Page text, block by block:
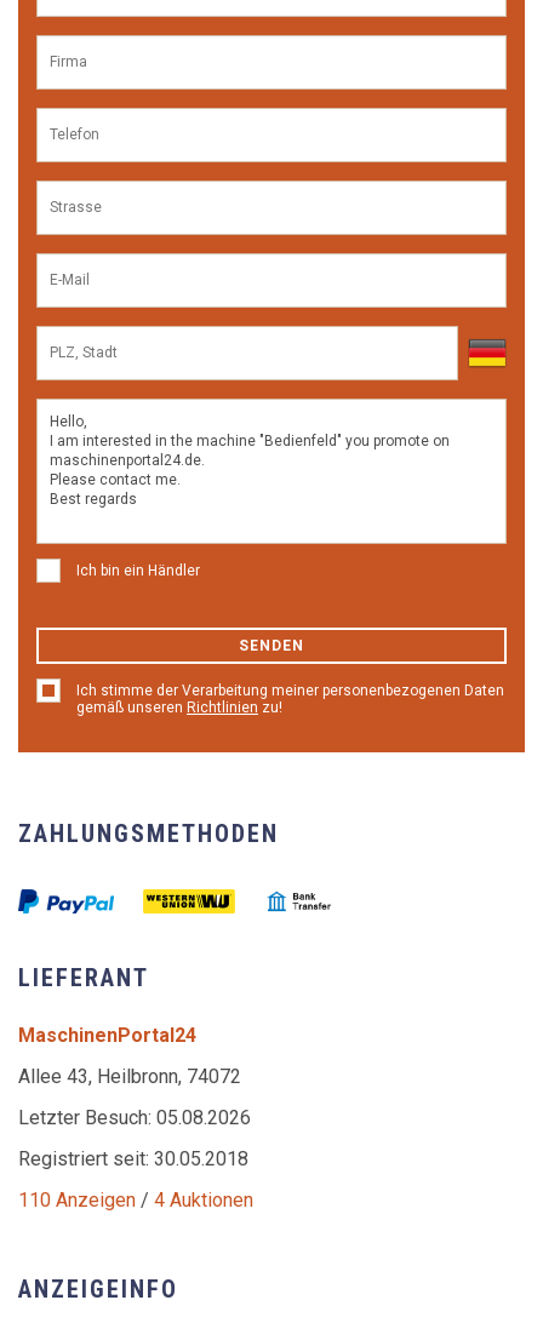
Ich bin ein Händler
SENDEN
Ich stimme der Verarbeitung meiner personenbezogenen Daten
gemäß unseren Richtlinien zu!
ZAHLUNGSMETHODEN
LIEFERANT
MaschinenPortal24
Allee 43, Heilbronn, 74072
Letzter Besuch: 05.08.2026
Registriert seit: 30.05.2018
110 Anzeigen / 4 Auktionen
ANZEIGEINFO